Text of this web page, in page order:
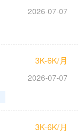
2026-07-07
3K-6K/月
2026-07-07
3K-6K/月